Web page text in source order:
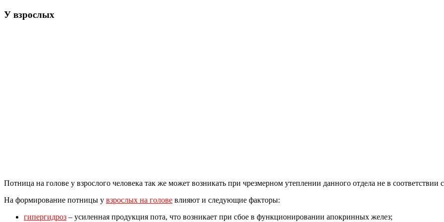
У взрослых
Потница на голове у взрослого человека так же может возникать при чрезмерном утеплении данного отдела не в соответствии
На формирование потницы у взрослых на голове влияют и следующие факторы:
гипергидроз – усиленная продукция пота, что возникает при сбое в функционировании апокринных желез;